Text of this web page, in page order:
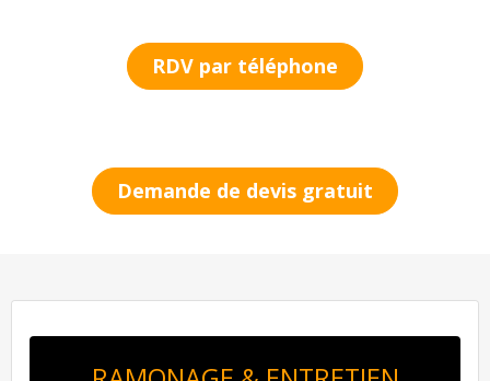
RDV par téléphone
Demande de devis gratuit